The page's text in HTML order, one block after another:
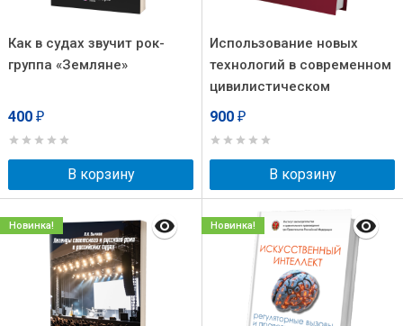
Как в судах звучит рок-
группа «Земляне»
400 ₽
В корзину
Использование новых
технологий в современном
цивилистическом
процессе: проблемы и
900 ₽
В корзину
Новинка! Новинка!